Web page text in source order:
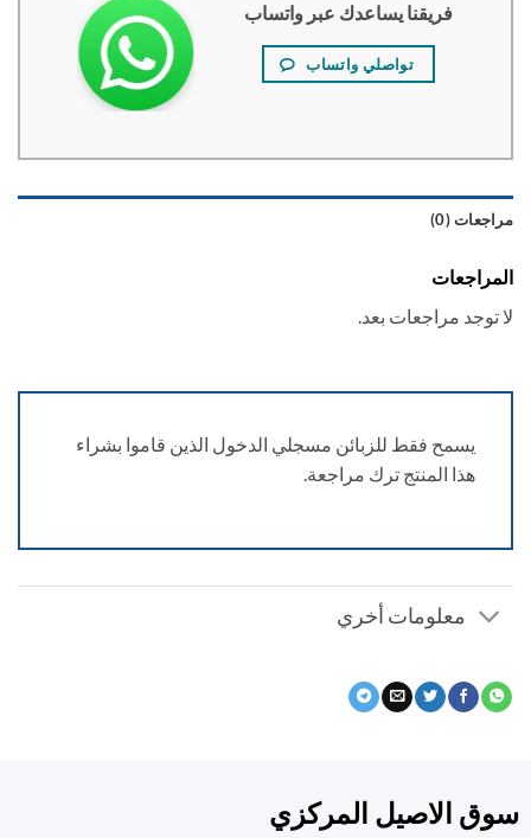
فريقنا يساعدك عبر واتساب
تواصلي واتساب
(0)
مراجعات بعد.
يسمح فقط للزبائن مسجلي الدخول الذين قاموا بشراء
هذا المنتج ترك مراجعة.
معلومات أخري
الاصيل المركزي